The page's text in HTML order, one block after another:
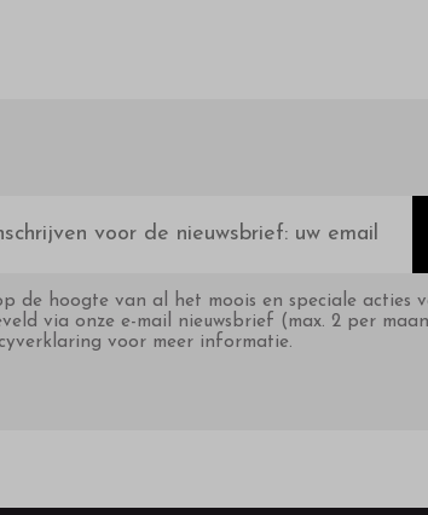
de hoogte van al het moois en speciale acties
via onze e-mail nieuwsbrief (max. 2 per
voor meer informatie.